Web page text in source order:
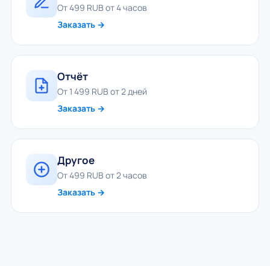
От 499 RUB от 4 часов
Заказать →
Отчёт
От 1 499 RUB от 2 дней
Заказать →
Другое
От 499 RUB от 2 часов
Заказать →